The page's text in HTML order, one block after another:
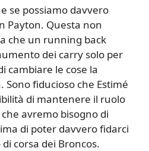
se possiamo davvero
Payton. Questa non
che un running back
dei carry solo per
cambiare le cose la
Sono fiducioso che Estimé
di mantenere il ruolo
avremo bisogno di
di poter davvero fidarci
corsa dei Broncos.